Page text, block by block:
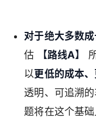
对于绝大多数
估
【路线A】
以更低的成本
透明、可追溯
题将在这个基